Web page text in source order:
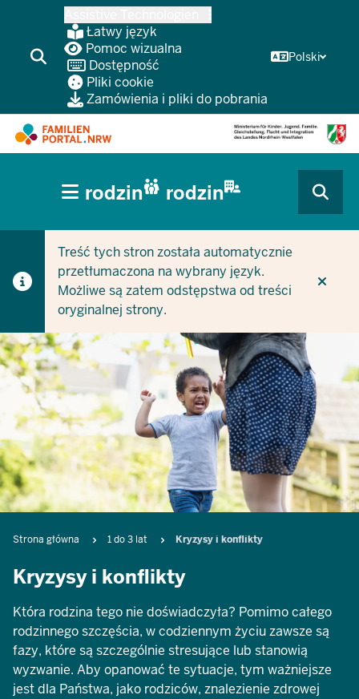
głównej
Łatwy język
Pomoc wizualna
Dostępność
Pliki cookie
Zamówienia i pliki do pobrania
Polski
CURRENT SECTION DLA FIRM/GMIN
CURRENT SECTION DLA RODZIN
HAUPTNAVIGATION
(BÜRGERBEREICH
rodzin rodzin
Treść tych stron została automatycznie
przetłumaczona na wybrany język.
Możliwe są zatem odstępstwa od treści
oryginalnej strony.
Breadcrumb
Strona główna 1 do 3 lat Kryzysy i konflikty
Kryzysy i konflikty
Która rodzina tego nie doświadczyła? Pomimo całego
rodzinnego szczęścia, w codziennym życiu zawsze są
fazy, które są szczególnie stresujące lub stanowią
wyzwanie. Aby opanować te sytuacje, tym ważniejsze
jest dla Państwa, jako rodziców, znalezienie zdrowej